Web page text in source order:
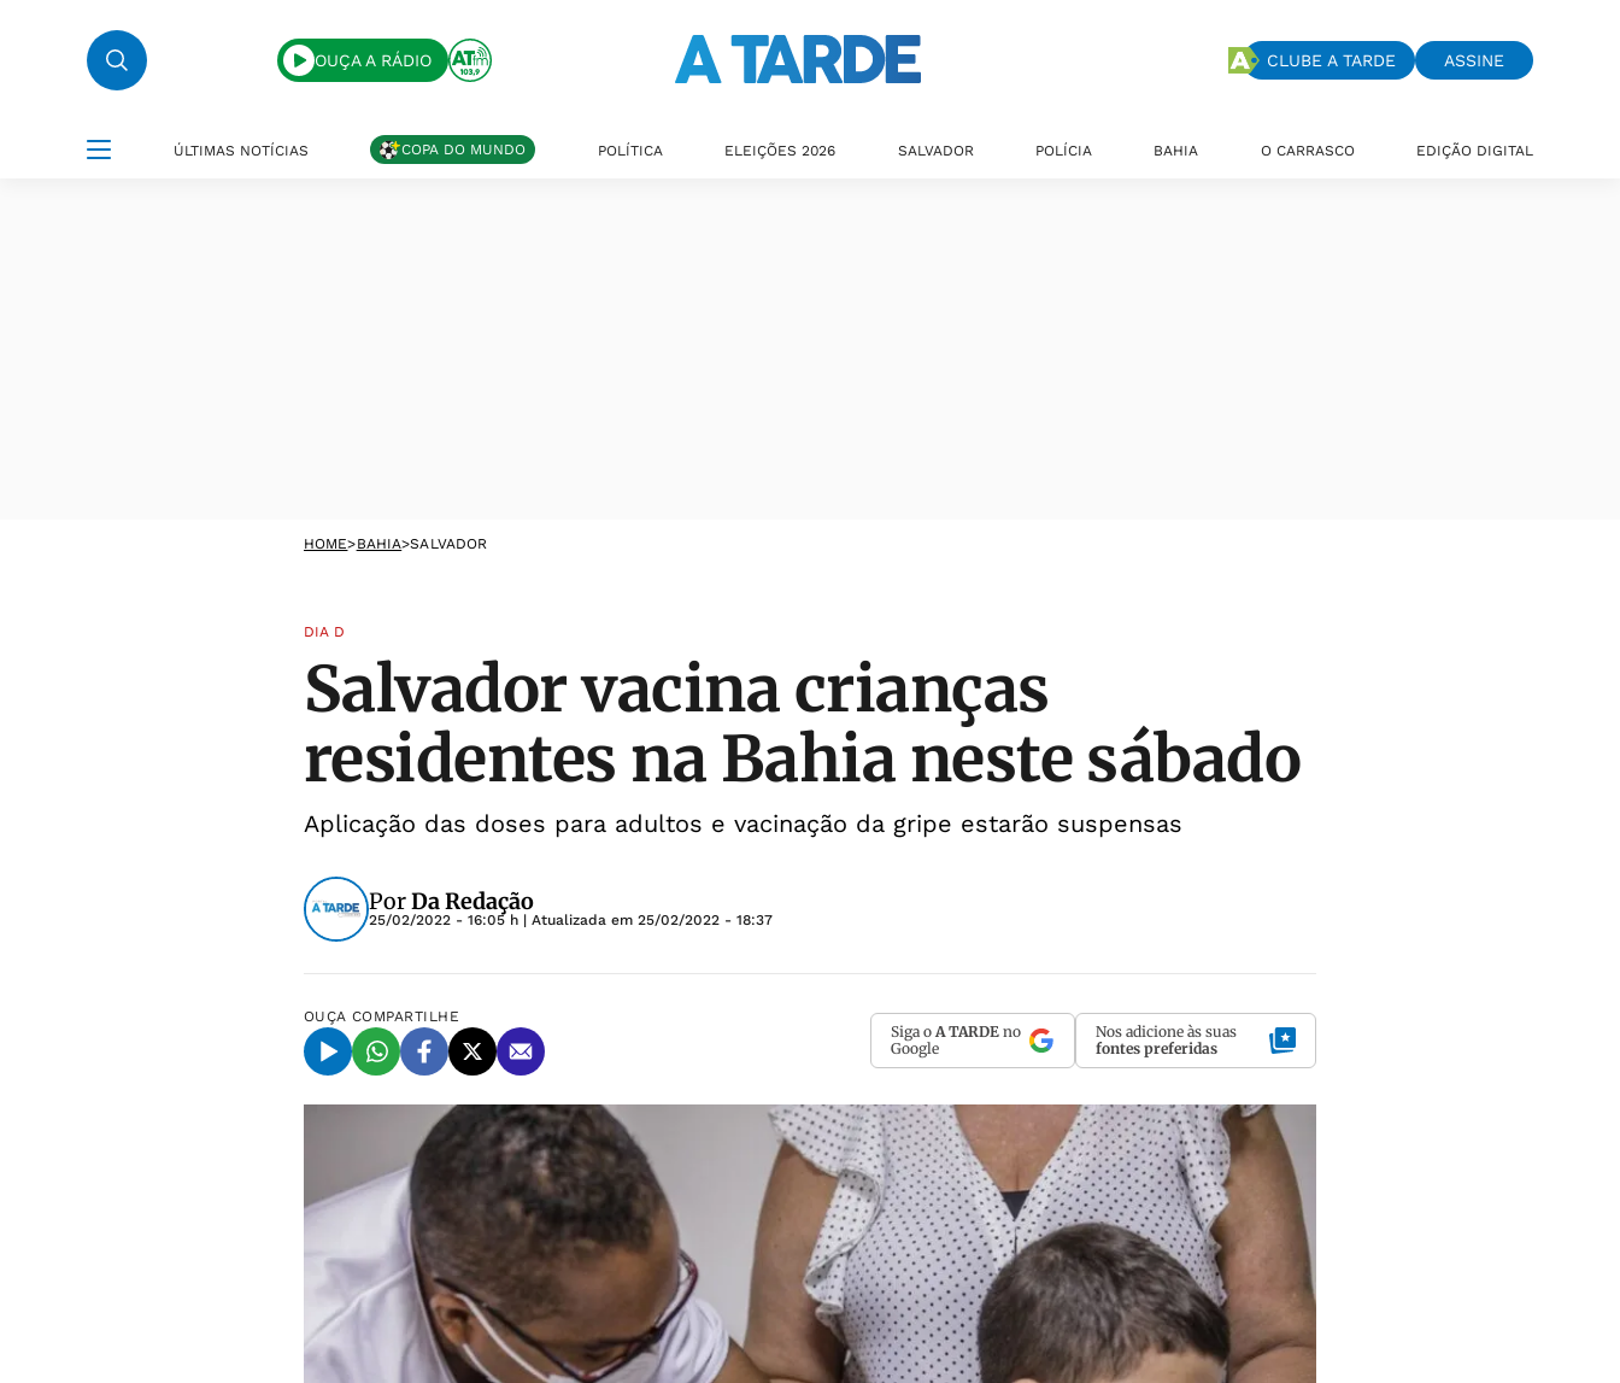
OUÇA A RÁDIO CLUBE A TARDE ASSINE
ÚLTIMAS NOTÍCIAS COPA DO MUNDO POLÍTICA ELEIÇÕES 2026 SALVADOR POLÍCIA BAHIA O CARRASCO EDIÇÃO DIGITAL
HOME>BAHIA>SALVADOR
DIA D
Salvador vacina crianças
residentes na Bahia neste sábado
Aplicação das doses para adultos e vacinação da gripe estarão suspensas
PorDa Redação
25/02/2022 - 16:05 h | Atualizada em 25/02/2022 - 18:37
OUÇA COMPARTILHE
Siga o A TARDE no
Google
Nos adicione às suas
fontes preferidas